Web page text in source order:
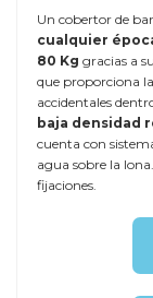
Un cobertor de
cualquier
80 Kg gracias a
que proporciona
accidentales
baja densidad
cuenta con
agua sobre la
fijaciones.